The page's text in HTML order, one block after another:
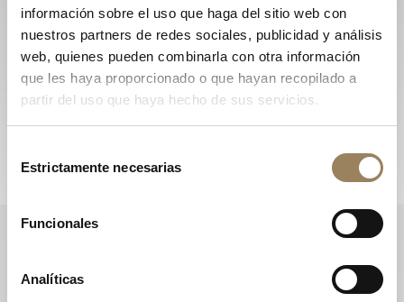
información sobre el uso que haga del sitio web con
nuestros partners de redes sociales, publicidad y análisis
web, quienes pueden combinarla con otra información
que les haya proporcionado o que hayan recopilado a
partir del uso que haya hecho de sus servicios.
Estrictamente necesarias
Funcionales
Analíticas
Suscribirse a la newsletter
Descubra las novedades que han dado vida a la Casa
durante el año y manténgase al día con las newsletters